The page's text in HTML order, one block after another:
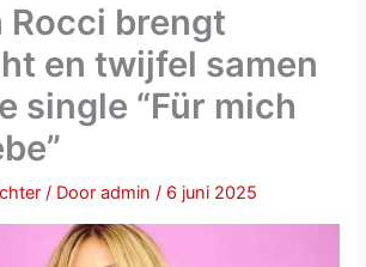
Rocci brengt
en twijfel samen
single “Für mich
/ Dooradmin/ 6 juni 2025